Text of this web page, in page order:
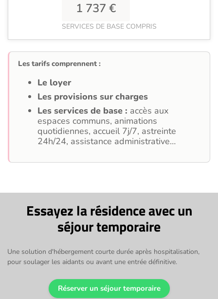
1 737 €
SERVICES DE BASE COMPRIS
Les tarifs comprennent :
Le loyer
Les provisions sur charges
Les services de base : accès aux
espaces communs, animations
quotidiennes, accueil 7j/7, astreinte
24h/24, assistance administrative…
Essayez la résidence avec un
séjour temporaire
Une solution d'hébergement courte durée après hospitalisation,
pour soulager les aidants ou avant une entrée définitive.
Réserver un séjour temporaire